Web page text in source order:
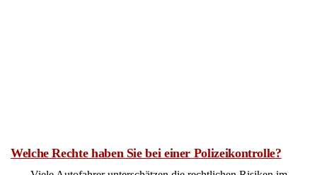
Welche Rechte haben Sie bei einer Polizeikontrolle?